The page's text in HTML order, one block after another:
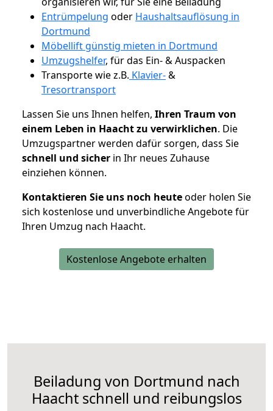
Entrümpelung oder Haushaltsauflösung in
Dortmund
Möbellift günstig mieten in Dortmund
Umzugshelfer, für das Ein- & Auspacken
Transporte wie z.B. Klavier-&
Tresortransport
Lassen Sie uns Ihnen helfen, Ihren Traum von
einem Leben in Haacht zu verwirklichen. Die
Umzugspartner werden dafür sorgen, dass Sie
schnell und sicher in Ihr neues Zuhause
einziehen können.
Kontaktieren Sie uns noch heuteoder holen Sie
sich kostenlose und unverbindliche Angebote für
Ihren Umzug nach Haacht.
Kostenlose Angebote erhalten
Beiladung von Dortmund nach
Haacht schnell und reibungslos